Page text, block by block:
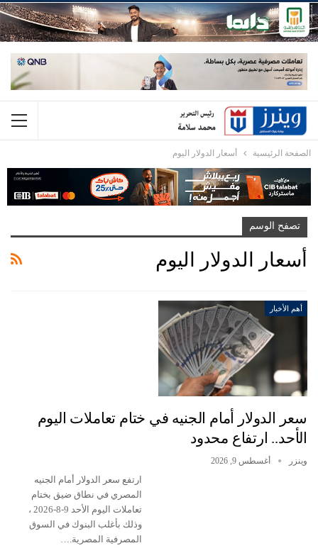
الصفحة الرئيسية أسعار الدولار اليوم
تصفح الوسم
أسعار الدولار اليوم
أهم الأخبار
سعر الدولار أمام الجنيه في ختام تعاملات اليوم
الأحد.. ارتفاع محدود
وينزر أغسطس 9, 2026
ارتفع سعر الدولار أمام الجنيه
المصري في نطاق ضيق بختام
تعاملات اليوم الأحد 9-8-2026 ،
وذلك بأغلب البنوك في السوق
المصرفية المصرية.…